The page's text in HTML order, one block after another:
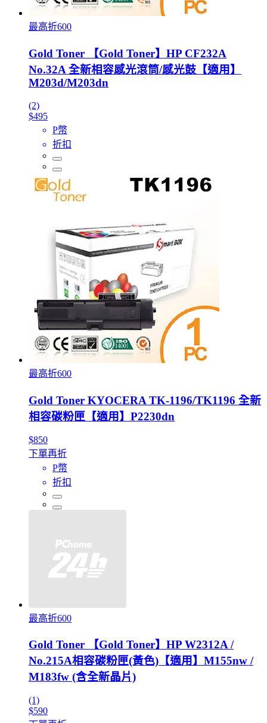
最高折600
Gold Toner 【Gold Toner】HP CF232A
No.32A 全新相容感光滾筒/感光鼓【適用】
M203d/M203dn
(2)
$495
P幣
折扣
最高折600
Gold Toner KYOCERA TK-1196/TK1196 全新
相容碳粉匣【適用】P2230dn
$850
下單再折
P幣
折扣
最高折600
Gold Toner 【Gold Toner】HP W2312A /
No.215A相容碳粉匣(黃色)【適用】M155nw /
M183fw (含全新晶片)
(1)
$590